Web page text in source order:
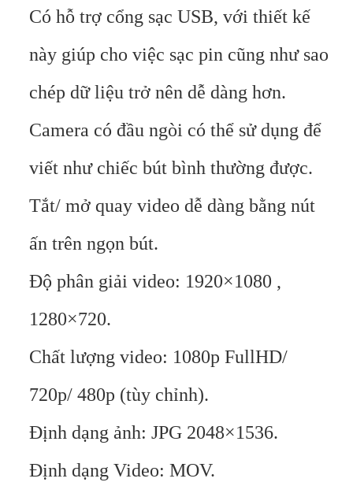
Có hỗ trợ cổng sạc USB, với thiết kế
này giúp cho việc sạc pin cũng như sao
chép dữ liệu trở nên dễ dàng hơn.
Camera có đầu ngòi có thể sử dụng để
viết như chiếc bút bình thường được.
Tắt/ mở quay video dễ dàng bằng nút
ấn trên ngọn bút.
Độ phân giải video: 1920×1080 ,
1280×720.
Chất lượng video: 1080p FullHD/
720p/ 480p (tùy chỉnh).
Định dạng ảnh: JPG 2048×1536.
Định dạng Video: MOV.